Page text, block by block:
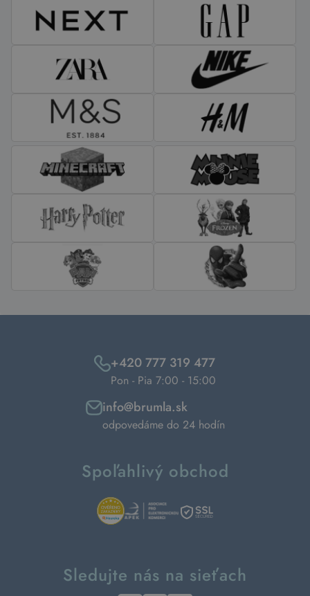
+420 777 319 477
Pon - Pia 7:00 - 15:00
info@brumla.sk
odpovedáme do 24 hodín
Spoľahlivý obchod
Sledujte nás na sieťach